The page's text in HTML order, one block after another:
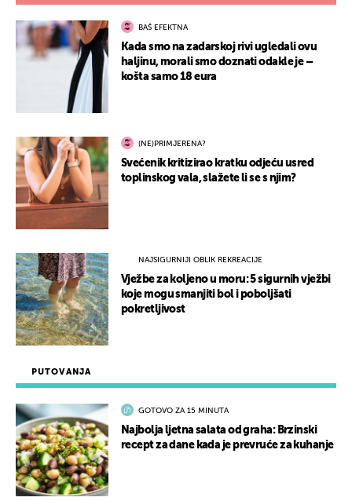
PUTOVANJA
GOTOVO ZA 15 MINUTA
Najbolja ljetna salata od graha: Brzinski
recept za dane kada je prevruće za kuhanje
BAŠ EFEKTNA
Kada smo na zadarskoj rivi ugledali ovu
haljinu, morali smo doznati odakle je –
košta samo 18 eura
(NE)PRIMJERENA?
Svećenik kritizirao kratku odjeću usred
toplinskog vala, slažete li se s njim?
NAJSIGURNIJI OBLIK REKREACIJE
Vježbe za koljeno u moru: 5 sigurnih vježbi
koje mogu smanjiti bol i poboljšati
pokretljivost